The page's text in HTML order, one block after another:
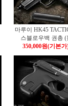
마루이 HK45
스블로우백 권총 (
350,000원(기본가